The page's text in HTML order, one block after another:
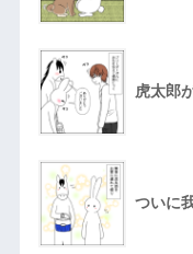
虎太郎
ついに